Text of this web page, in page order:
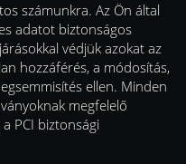
számunkra. Az Ön által
adatot biztonságos
védjük azokat az
hozzáférés, a módosítás,
ellen. Minden
megfelelő
PCI biztonsági